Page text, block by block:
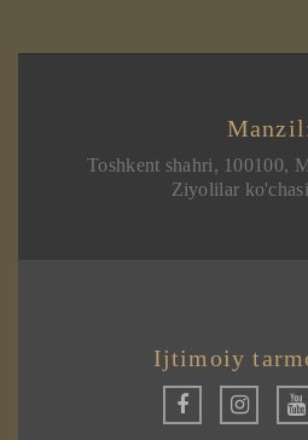
Toshkent shahri, 100100,
Ziyolilar
Ijtimoiy